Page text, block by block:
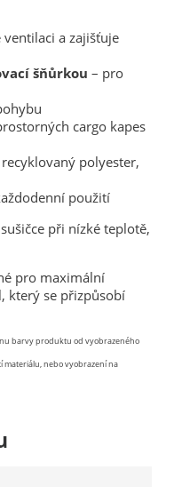
a zajišťuje
šňůrkou – pro
cargo kapes
polyester,
použití
při nízké teplotě,
pro maximální
který se přizpůsobí
barvy produktu od vyobrazeného
materiálu, nebo vyobrazení na